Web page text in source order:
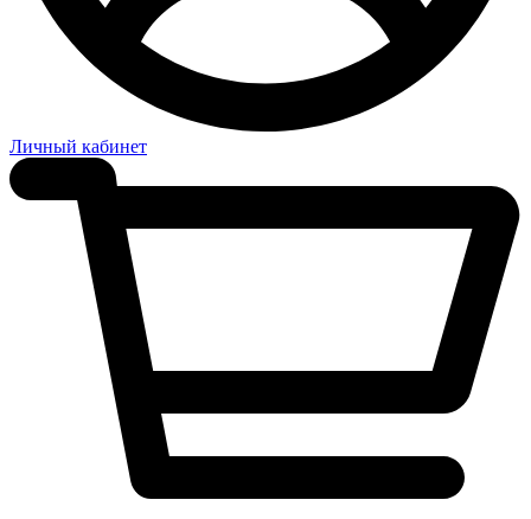
Личный кабинет